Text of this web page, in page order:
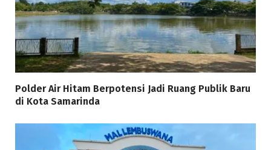
Polder Air Hitam Berpotensi Jadi Ruang Publik Baru
di Kota Samarinda